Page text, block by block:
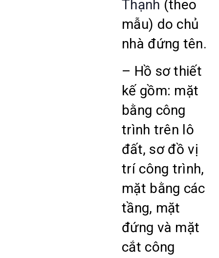
Thạnh (theo
mẫu) do chủ
nhà đứng tên.
– Hồ sơ thiết
kế gồm: mặt
bằng công
trình trên lô
đất, sơ đồ vị
trí công trình,
mặt bằng các
tầng, mặt
đứng và mặt
cắt công